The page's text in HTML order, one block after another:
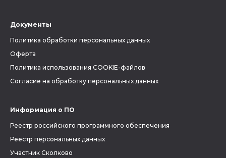
Документы
Политика обработки персональных данных
Оферта
Политика использования COOKIE-файлов
Согласие на обработку персональных данных
Информация о ПО
Реестр российского программного обеспечения
Реестр персональных данных
Участник Сколково